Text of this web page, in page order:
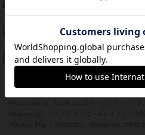
スーパーストア3000
フリップ７：復讐心とともに